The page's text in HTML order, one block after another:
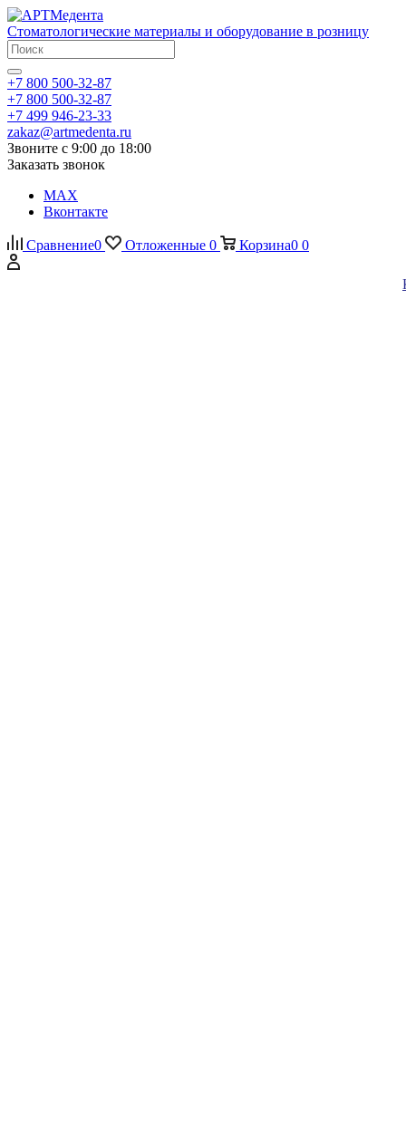
Стоматологические материалы и оборудование в розницу
+7 800 500-32-87
+7 800 500-32-87
+7 499 946-23-33
zakaz@artmedenta.ru
Звоните с 9:00 до 18:00
Заказать звонок
MAX
Вконтакте
Сравнение0 Отложенные 0 Корзина0 0